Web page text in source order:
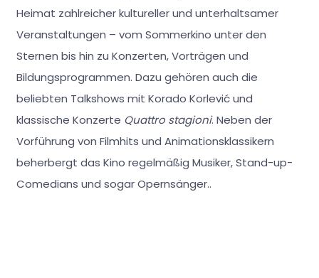
Heimat zahlreicher kultureller und unterhaltsamer
Veranstaltungen – vom Sommerkino unter den
Sternen bis hin zu Konzerten, Vorträgen und
Bildungsprogrammen. Dazu gehören auch die
beliebten Talkshows mit Korado Korlević und
klassische Konzerte Quattro stagioni. Neben der
Vorführung von Filmhits und Animationsklassikern
beherbergt das Kino regelmäßig Musiker, Stand-up-
Comedians und sogar Opernsänger..